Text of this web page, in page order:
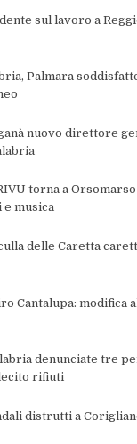
sul lavoro a
Palmara
nuovo direttore
torna a
musica
delle Caretta
Cantalupa: modifica
denunciate tre
rifiuti
distrutti a